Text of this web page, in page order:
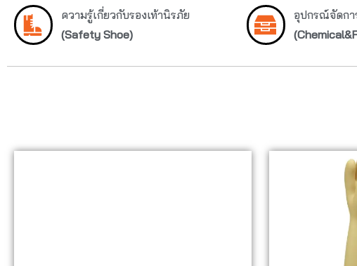
ความรู้เกี่ยวกับรองเท้านิรภัย
(Safety Shoe)
อุปกรณ์จัดกา